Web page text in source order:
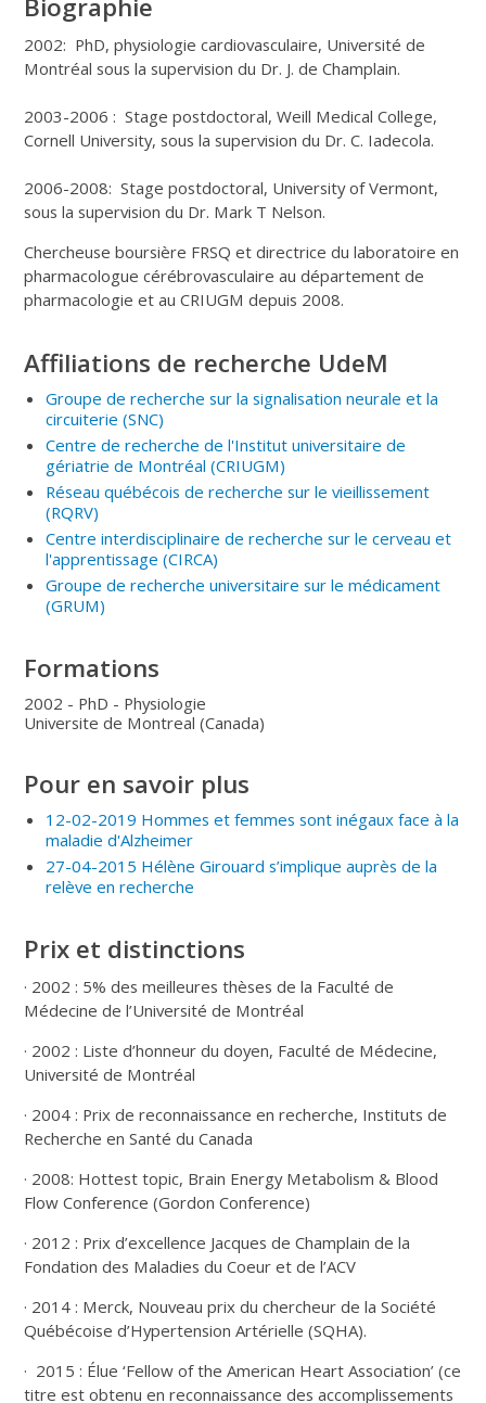
Biographie
2002: PhD, physiologie cardiovasculaire, Université de
Montréal sous la supervision du Dr. J. de Champlain.
2003-2006 : Stage postdoctoral, Weill Medical College,
Cornell University, sous la supervision du Dr. C. Iadecola.
2006-2008: Stage postdoctoral, University of Vermont,
sous la supervision du Dr. Mark T Nelson.
Chercheuse boursière FRSQ et directrice du laboratoire en
pharmacologue cérébrovasculaire au département de
pharmacologie et au CRIUGM depuis 2008.
Affiliations de recherche UdeM
Groupe de recherche sur la signalisation neurale et la
circuiterie(SNC)
Centre de recherche de l'Institut universitaire de
gériatrie de Montréal(CRIUGM)
Réseau québécois de recherche sur le vieillissement
(RQRV)
Centre interdisciplinaire de recherche sur le cerveau et
l'apprentissage(CIRCA)
Groupe de recherche universitaire sur le médicament
(GRUM)
Formations
2002 - PhD - Physiologie
Universite de Montreal (Canada)
Pour en savoir plus
12-02-2019 Hommes et femmes sont inégaux face à la
maladie d'Alzheimer
27-04-2015 Hélène Girouard s’implique auprès de la
relève en recherche
Prix et distinctions
· 2002 : 5% des meilleures thèses de la Faculté de
Médecine de l’Université de Montréal
· 2002 : Liste d’honneur du doyen, Faculté de Médecine,
Université de Montréal
· 2004 : Prix de reconnaissance en recherche, Instituts de
Recherche en Santé du Canada
· 2008: Hottest topic, Brain Energy Metabolism & Blood
Flow Conference (Gordon Conference)
· 2012 : Prix d’excellence Jacques de Champlain de la
Fondation des Maladies du Coeur et de l’ACV
· 2014 : Merck, Nouveau prix du chercheur de la Société
Québécoise d’Hypertension Artérielle (SQHA).
· 2015 : Élue ‘Fellow of the American Heart Association’ (ce
titre est obtenu en reconnaissance des accomplissements